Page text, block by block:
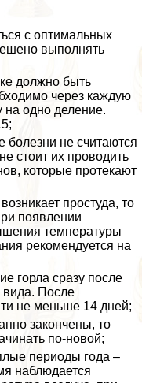
с оптимальных
выполнять
должно быть
через каждую
на одно деление.
болезни не считаются
стоит их проводить
которые протекают
простуда, то
появлении
температуры
рекомендуется на
горла сразу после
вида. После
не меньше 14 дней;
закончены, то
по-новой;
периоды года –
наблюдается